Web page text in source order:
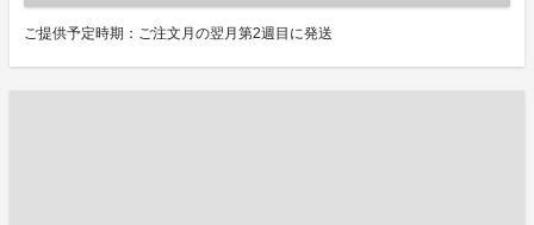
ご提供予定時期：ご注文月の翌月第2週目に発送